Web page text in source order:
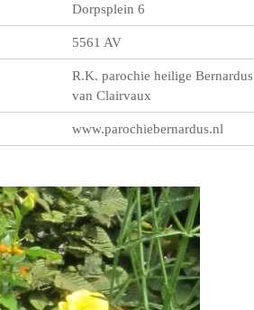
Dorpsplein 6
5561 AV
R.K. parochie heilige Bernardus
van Clairvaux
www.parochiebernardus.nl